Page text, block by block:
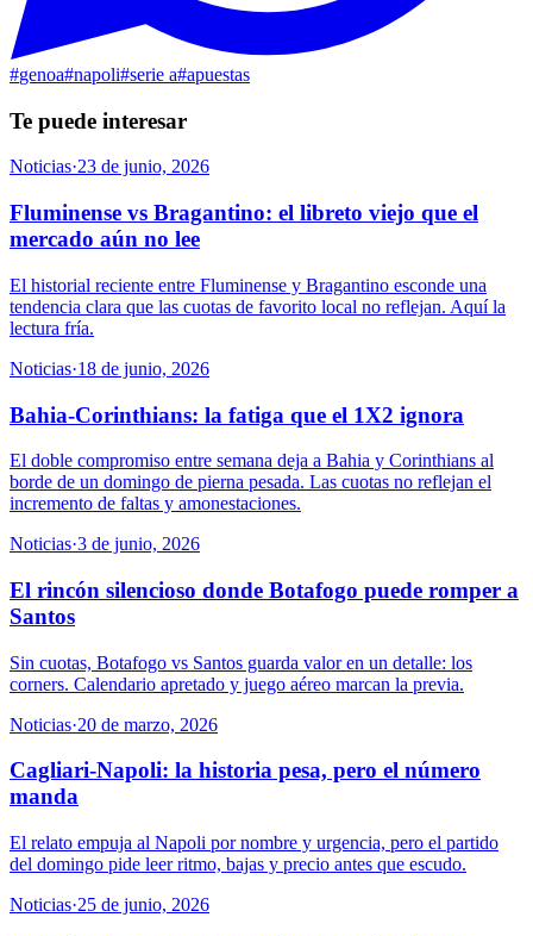
#genoa#napoli#serie a#apuestas
Te puede interesar
Noticias·23 de junio, 2026
Fluminense vs Bragantino: el libreto viejo que el
mercado aún no lee
El historial reciente entre Fluminense y Bragantino esconde una
tendencia clara que las cuotas de favorito local no reflejan. Aquí la
lectura fría.
Noticias·18 de junio, 2026
Bahia-Corinthians: la fatiga que el 1X2 ignora
El doble compromiso entre semana deja a Bahia y Corinthians al
borde de un domingo de pierna pesada. Las cuotas no reflejan el
incremento de faltas y amonestaciones.
Noticias·3 de junio, 2026
El rincón silencioso donde Botafogo puede romper a
Santos
Sin cuotas, Botafogo vs Santos guarda valor en un detalle: los
corners. Calendario apretado y juego aéreo marcan la previa.
Noticias·20 de marzo, 2026
Cagliari-Napoli: la historia pesa, pero el número
manda
El relato empuja al Napoli por nombre y urgencia, pero el partido
del domingo pide leer ritmo, bajas y precio antes que escudo.
Noticias·25 de junio, 2026